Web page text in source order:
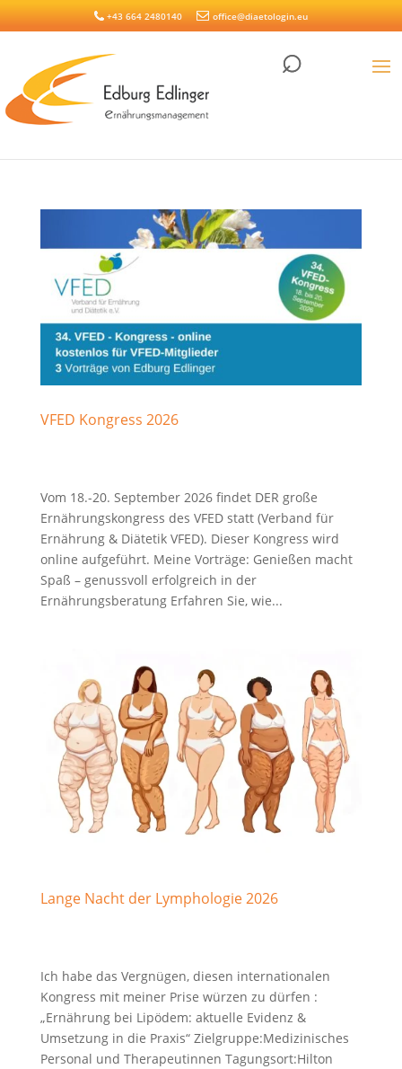
+43 664 2480140 office@diaetologin.eu
VFED Kongress 2026
Vom 18.-20. September 2026 findet DER große
Ernährungskongress des VFED statt (Verband für
Ernährung & Diätetik VFED). Dieser Kongress wird
online aufgeführt. Meine Vorträge: Genießen macht
Spaß – genussvoll erfolgreich in der
Ernährungsberatung Erfahren Sie, wie...
Lange Nacht der Lymphologie 2026
Ich habe das Vergnügen, diesen internationalen
Kongress mit meiner Prise würzen zu dürfen :
„Ernährung bei Lipödem: aktuelle Evidenz &
Umsetzung in die Praxis“ Zielgruppe:Medizinisches
Personal und Therapeutinnen Tagungsort:Hilton